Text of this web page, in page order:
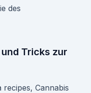
des
Tricks zur
recipes, Cannabis